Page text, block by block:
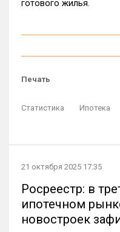
готового жилья.
Печать
Статистика Ипотека
21 октября 2025 17:35
Росреестр: в
ипотечном
новостроек